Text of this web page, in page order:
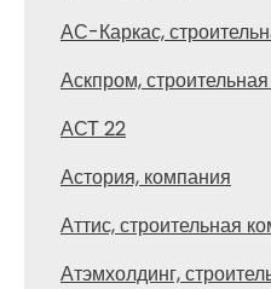
АС-Каркас,
Аскпром,
АСТ 22
Астория, компания
Аттис, строительная
Атэмхолдинг,